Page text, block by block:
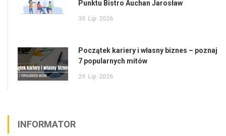
Punktu Bistro Auchan Jarosław
30 Lip 2026
Początek kariery i własny biznes – poznaj
7 popularnych mitów
29 Lip 2026
INFORMATOR